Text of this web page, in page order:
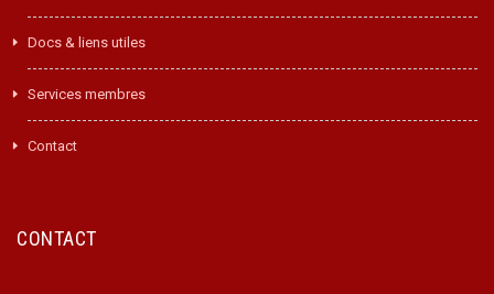
Docs & liens utiles
Services membres
Contact
CONTACT